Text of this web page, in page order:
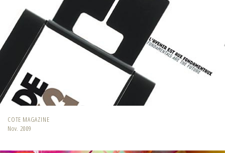
COTE MAGAZINE
Nov. 2009